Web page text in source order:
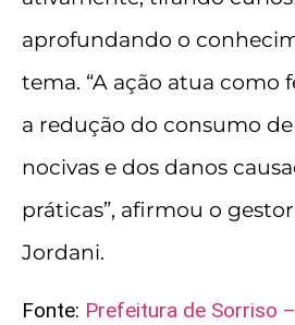
aprofundando o
tema. “A ação atua como
a redução do consumo
nocivas e dos danos
práticas”, afirmou o
Jordani.
Fonte: Prefeitura de Sorriso